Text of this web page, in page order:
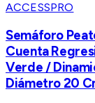
ACCESSPRO
Semáforo
Cuenta
Verde /
Diámetro 20